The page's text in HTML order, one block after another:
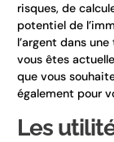
risques, de
potentiel de
l’argent dans
vous êtes
que vous
également pour
Les